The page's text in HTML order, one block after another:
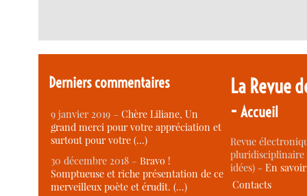
Derniers commentaires
9 janvier 2019 –Chère Liliane, Un
grand merci pour votre appréciation et
surtout pour votre (…)
30 décembre 2018 –Bravo !
Somptueuse et riche présentation de ce
merveilleux poète et érudit. (…)
La Revue
-Accueil
Revue
idées) -En
Contacts